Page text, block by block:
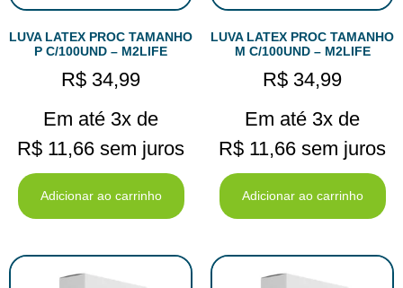
LUVA LATEX PROC TAMANHO
P C/100UND – M2LIFE
R$ 34,99
Em até 3x de
R$ 11,66 sem juros
Adicionar ao carrinho
LUVA LATEX PROC TAMANHO
M C/100UND – M2LIFE
R$ 34,99
Em até 3x de
R$ 11,66 sem juros
Adicionar ao carrinho